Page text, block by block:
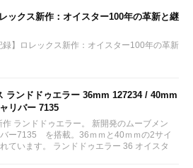
ックス新作：オイスター100年の革新と継
録】ロレックス新作：オイスター100年の革新
ランドドゥエラー 36mm 127234 / 40mm
リバー 7135
ランドドゥエラー。 新開発のムーブメン
ー7135 を搭載。36ｍｍと40ｍｍの2サイ
ています。 ランドドゥエラー 36 オイスタ